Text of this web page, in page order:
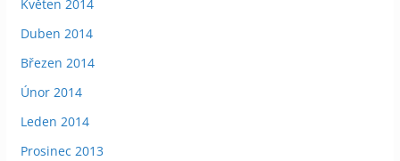
Květen 2014
Duben 2014
Březen 2014
Únor 2014
Leden 2014
Prosinec 2013